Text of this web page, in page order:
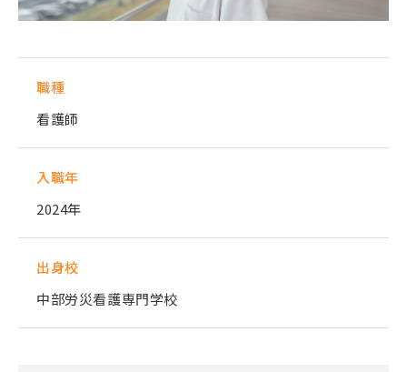
職種
看護師
入職年
2024年
出身校
中部労災看護専門学校